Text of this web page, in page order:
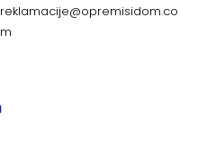
reklamacije@opremisidom.co
m